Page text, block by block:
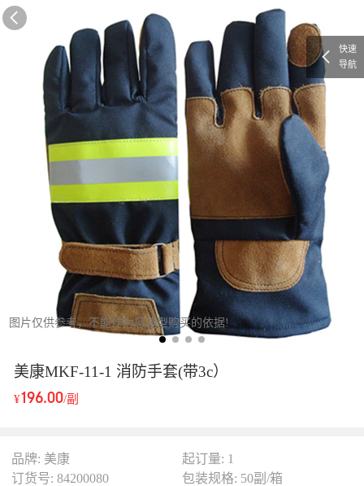
图片仅供参考，不能作为您选型购买的依据!
美康MKF-11-1 消防手套(带3c）
¥196.00/副
品牌: 美康
起订量: 1
订货号: 84200080
包装规格: 50副/箱
快速
导航